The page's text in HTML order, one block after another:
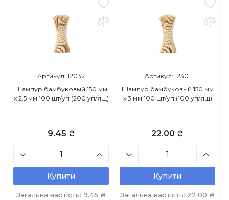
Артикул: 12032
Шампур бамбуковый 150 мм
х 2,5 мм 100 шт/уп (200 уп/ящ)
9.45 ₴
Купити
Загальна вартість: 9.45 ₴
Артикул: 12301
Шампур бамбуковый 150 мм
х 3 мм 100 шт/уп (100 уп/ящ)
22.00 ₴
Купити
Загальна вартість: 22.00 ₴